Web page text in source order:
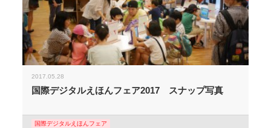
2017.05.28
国際デジタルえほんフェア2017 スナップ写真
国際デジタルえほんフェア